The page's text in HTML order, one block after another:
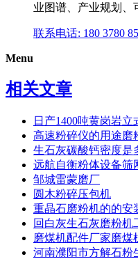
业图谱、产业规划、
联系电话: 180 3780
Menu
相关文章
日产1400吨黄岗岩立
高速粉碎仪的用途磨
生石灰碳酸钙密度是
远航自衡粉体设备筛
邹城雷蒙磨厂
圆木粉碎压包机
重晶石磨粉机的的安
回白灰生石灰磨粉机
磨煤机配件厂家磨煤
河南濮阳市方解石粉